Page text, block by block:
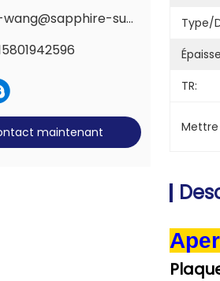
Eric-wang@sapphire-substrate.com
maintenant
Type/
TR: